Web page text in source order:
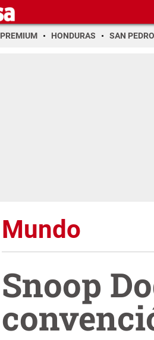
PREMIUM HONDURAS SAN PEDRO
Mundo
Snoop